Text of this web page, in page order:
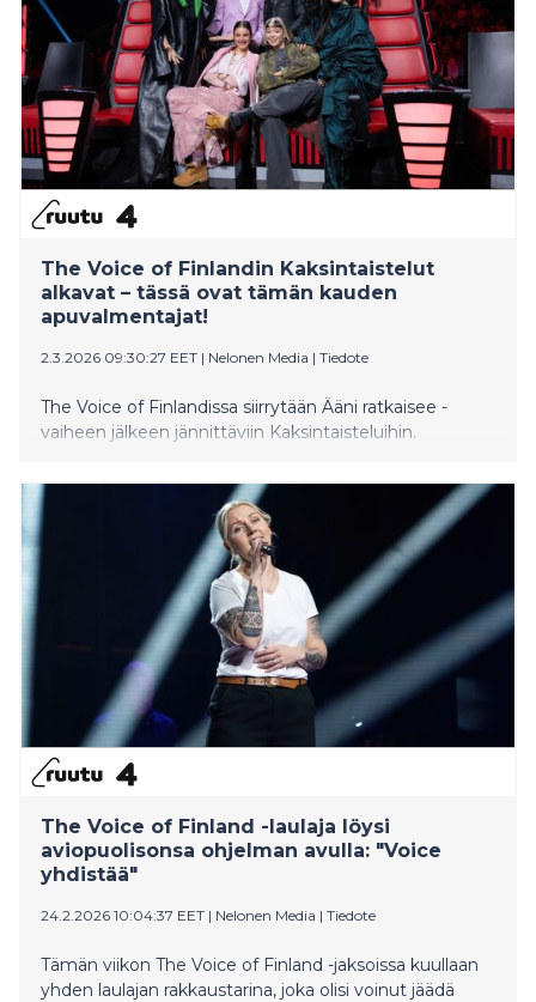
The Voice of Finlandin Kaksintaistelut
alkavat – tässä ovat tämän kauden
apuvalmentajat!
2.3.2026 09:30:27 EET | Nelonen Media | Tiedote
The Voice of Finlandissa siirrytään Ääni ratkaisee -
vaiheen jälkeen jännittäviin Kaksintaisteluihin.
The Voice of Finland -laulaja löysi
aviopuolisonsa ohjelman avulla: "Voice
yhdistää"
24.2.2026 10:04:37 EET | Nelonen Media | Tiedote
Tämän viikon The Voice of Finland -jaksoissa kuullaan
yhden laulajan rakkaustarina, joka olisi voinut jäädä